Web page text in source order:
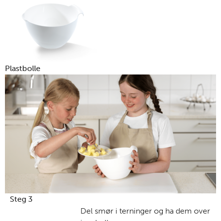
Plastbolle
Steg 3
Del smør i terninger og ha dem over